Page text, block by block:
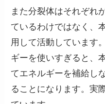
また分裂体はそれぞれ
ているわけではなく、
用して活動しています
ギーを使いすぎると、
てエネルギーを補給し
ることになります。実